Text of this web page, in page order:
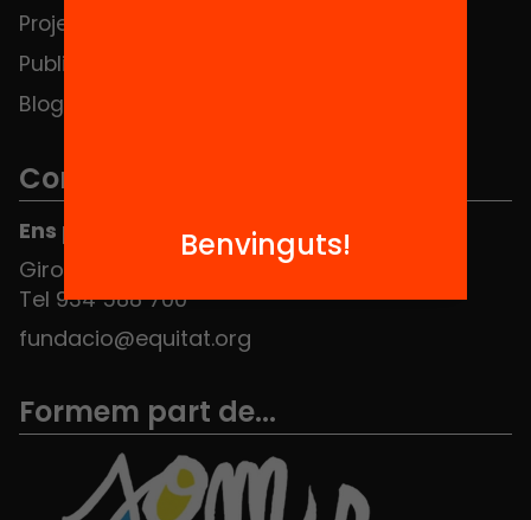
Projectes
Publicacions i vídeos
Blog
Contacte
Ens pots trobar al Hub Social
Girona 34, interior 08010 Barcelona
Tel 934 588 700
fundacio@equitat.org
Formem part de...
Benvinguts!